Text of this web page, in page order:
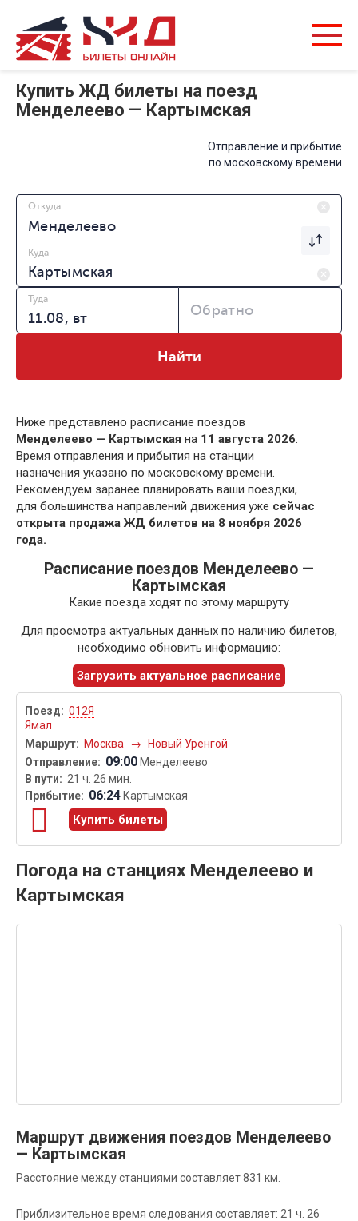
Купить ЖД билеты на поезд
Менделеево — Картымская
Отправление и прибытие
по московскому времени
Откуда
Куда
Туда
Обратно
Найти
Ниже представлено расписание поездов
Менделеево — Картымская на 11 августа 2026.
Время отправления и прибытия на станции
назначения указано по московскому времени.
Рекомендуем заранее планировать ваши поездки,
для большинства направлений движения уже сейчас
открыта продажа ЖД билетов на 8 ноября 2026
года.
Расписание поездов Менделеево —
Картымская
Какие поезда ходят по этому маршруту
Для просмотра актуальных данных по наличию билетов,
необходимо обновить информацию:
Загрузить актуальное расписание
012Я
Ямал
Москва
→ Новый Уренгой
09:00 Менделеево
21 ч. 26 мин.
06:24 Картымская
Купить билеты
Погода на станциях Менделеево и
Картымская
Маршрут движения поездов Менделеево
— Картымская
Расстояние между станциями составляет 831 км.
Приблизительное время следования составляет: 21 ч. 26